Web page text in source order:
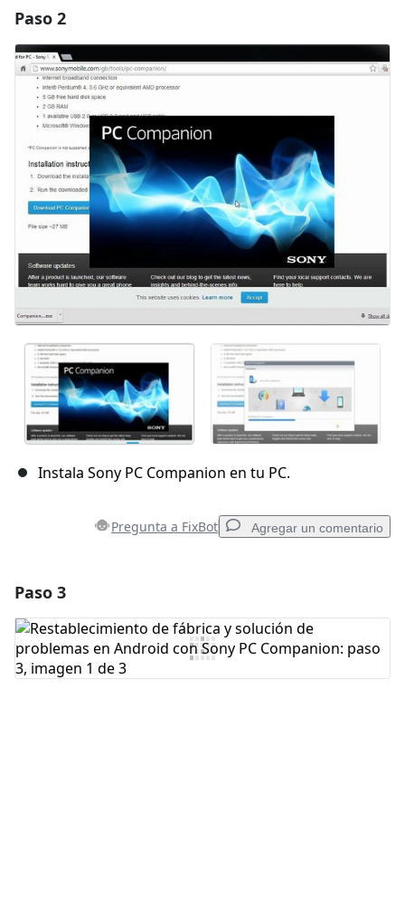
Agregar Comentario
Cancelar Publicar comentario
Paso 2
Instala Sony PC Companion en tu PC.
Pregunta a FixBot Agregar un comentario
Agregar Comentario
Paso 3